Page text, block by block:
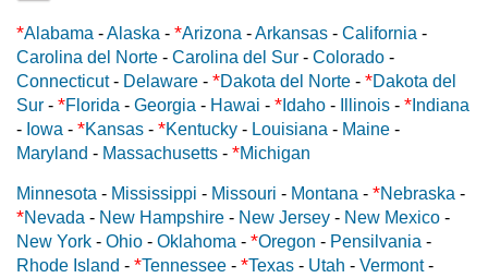
*Alabama -Alaska - *Arizona -Arkansas - California -
Carolina del Norte - Carolina del Sur - Colorado -
Connecticut- Delaware - *Dakota del Norte - *Dakota del
Sur - *Florida - Georgia - Hawai - * Idaho - Illinois - * Indiana
- Iowa - *Kansas - *Kentucky - Louisiana - Maine -
Maryland - Massachusetts - *Michigan
Minnesota - Mississippi - Missouri - Montana - *Nebraska -
*Nevada - New Hampshire - New Jersey - New Mexico -
New York - Ohio - Oklahoma - *Oregon - Pensilvania -
Rhode Island - *Tennessee - *Texas - Utah - Vermont-